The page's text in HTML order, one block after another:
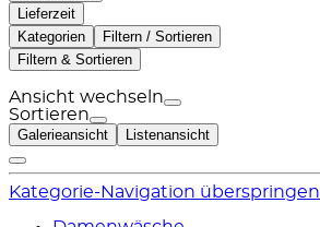
Lieferzeit
Kategorien
Filtern / Sortieren
Filtern & Sortieren
Ansicht wechseln
Sortieren
Galerieansicht Listenansicht
Kategorie-Navigation überspringen